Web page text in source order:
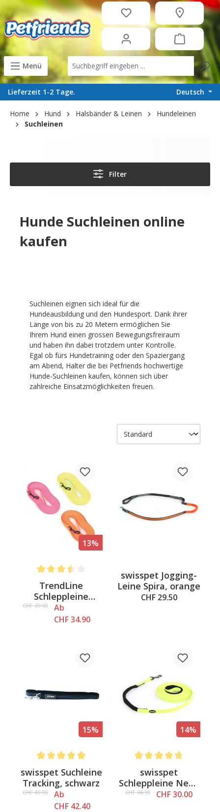
content
Menü
Lieferzeit 1-2 Tage. Deutsch
Home Hund Halsbänder & Leinen
Hundeleinen
Suchleinen
Filter
Hunde Suchleinen online
kaufen
Suchleinen eignen sich ideal für die
Hundeausbildung und den Hundesport. Dank ihrer
Länge von bis zu 20 Metern ermöglichen Sie
Ihrem Hund einen grossen Bewegungsfreiraum
und haben ihn dabei trotzdem unter Kontrolle.
Egal ob fürs Hundetraining oder den Spaziergang
am Abend, Halter die bei Petfriends hochwertige
Hunde-Suchleinen kaufen, können sich über
zahlreiche Einsatzmöglichkeiten freuen.
13%
Average rating of 3.5 out of 5 stars
TrendLine
Schleppleine
NEON, gelb
CHF 39.90
Ab
CHF 34.90
swisspet Jogging-
Leine Spira, orange
CHF 29.50
15%
swisspet Suchleine
Tracking, schwarz
CHF 49.90
Ab
CHF 42.40
14%
swisspet
Schleppleine Neon
Stretch,
CHF 34.90 CHF 30.00